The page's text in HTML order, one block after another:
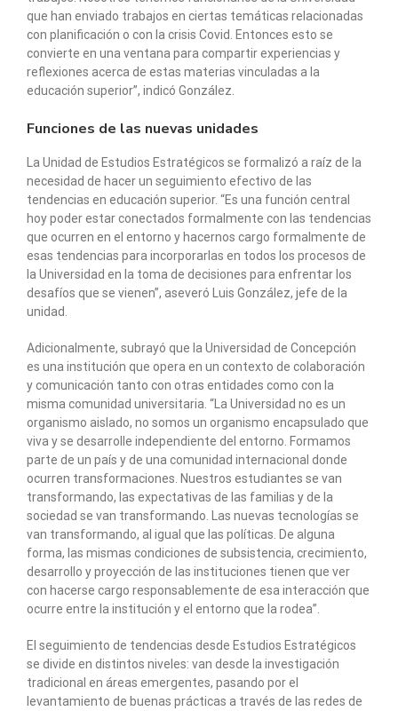
que han enviado trabajos en ciertas temáticas relacionadas
con planificación o con la crisis Covid. Entonces esto se
convierte en una ventana para compartir experiencias y
reflexiones acerca de estas materias vinculadas a la
educación superior”, indicó González.
Funciones de las nuevas unidades
La Unidad de Estudios Estratégicos se formalizó a raíz de la
necesidad de hacer un seguimiento efectivo de las
tendencias en educación superior. “Es una función central
hoy poder estar conectados formalmente con las tendencias
que ocurren en el entorno y hacernos cargo formalmente de
esas tendencias para incorporarlas en todos los procesos de
la Universidad en la toma de decisiones para enfrentar los
desafíos que se vienen”, aseveró Luis González, jefe de la
unidad.
Adicionalmente, subrayó que la Universidad de Concepción
es una institución que opera en un contexto de colaboración
y comunicación tanto con otras entidades como con la
misma comunidad universitaria. “La Universidad no es un
organismo aislado, no somos un organismo encapsulado que
viva y se desarrolle independiente del entorno. Formamos
parte de un país y de una comunidad internacional donde
ocurren transformaciones. Nuestros estudiantes se van
transformando, las expectativas de las familias y de la
sociedad se van transformando. Las nuevas tecnologías se
van transformando, al igual que las políticas. De alguna
forma, las mismas condiciones de subsistencia, crecimiento,
desarrollo y proyección de las instituciones tienen que ver
con hacerse cargo responsablemente de esa interacción que
ocurre entre la institución y el entorno que la rodea”.
El seguimiento de tendencias desde Estudios Estratégicos
se divide en distintos niveles: van desde la investigación
tradicional en áreas emergentes, pasando por el
levantamiento de buenas prácticas a través de las redes de